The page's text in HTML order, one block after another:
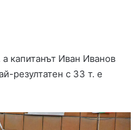
капитанът Иван Иванов
резултатен с 33 т. е